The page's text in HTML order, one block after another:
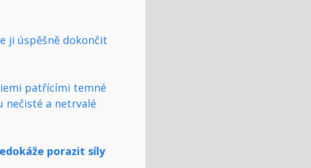
ji úspěšně dokončit
patřícími temné
nečisté a netrvalé
porazit síly